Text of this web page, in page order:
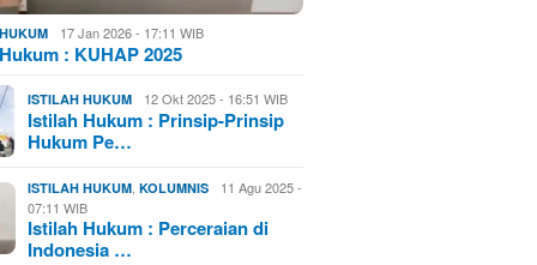
17 Jan 2026 - 17:11 WIB
: KUHAP 2025
ISTILAH HUKUM 12 Okt 2025 - 16:51 WIB
Istilah Hukum : Prinsip-Prinsip
Hukum Pe…
ISTILAH HUKUM ,KOLUMNIS
11 Agu 2025 -
07:11 WIB
Istilah Hukum : Perceraian di
Indonesia …